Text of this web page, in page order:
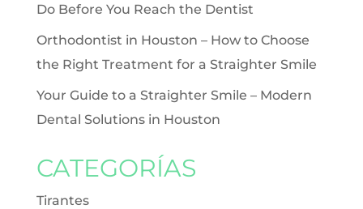
Do Before You Reach the Dentist
Orthodontist in Houston – How to Choose
the Right Treatment for a Straighter Smile
Your Guide to a Straighter Smile – Modern
Dental Solutions in Houston
CATEGORÍAS
Tirantes